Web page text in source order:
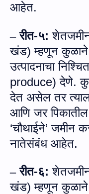
आहेत.
– रीत-५:
खंड) म्हणून
उत्पादनाचा
produce)देणे.
देत असेल तर
आणि जर
‘चौथाईने’ जमीन
नातेसंबंध आहेत.
– रीत-६:
खंड) म्हणून कुळाने